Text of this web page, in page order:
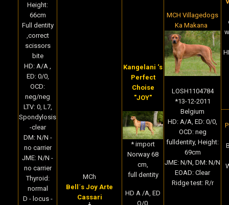
Height:
66cm
Full dentity
,correct
scissors
bite
HD: A/A ,
ED: 0/0,
OCD:
neg/neg
LTV: 0, L7,
Spondylosis
-clear
DM: N/N -
no carrier
JME: N/N -
no carrier
Thyroid:
normal
D - locus -
MCh
Bell´s Joy Arte
Cassari
Kangelani ‘s
Perfect
Choise
"JOY"
* import
Norway 68
cm,
full dentity
HD A /A, ED
O/0,
MCH Villagedogs
Ka Makana
LOSH1104784
*13-12-2011
Belgium
HD: A/A, ED: 0/0,
OCD: neg
fulldentity, Height:
69cm
JME: N/N, DM: N/N
EOAD: Clear
Ridge test: R/r